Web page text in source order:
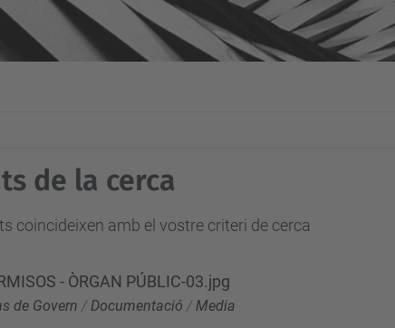
de la cerca
coincideixen amb el vostre criteri de cerca
- ÒRGAN PÚBLIC-03.jpg
de Govern / Documentació / Media